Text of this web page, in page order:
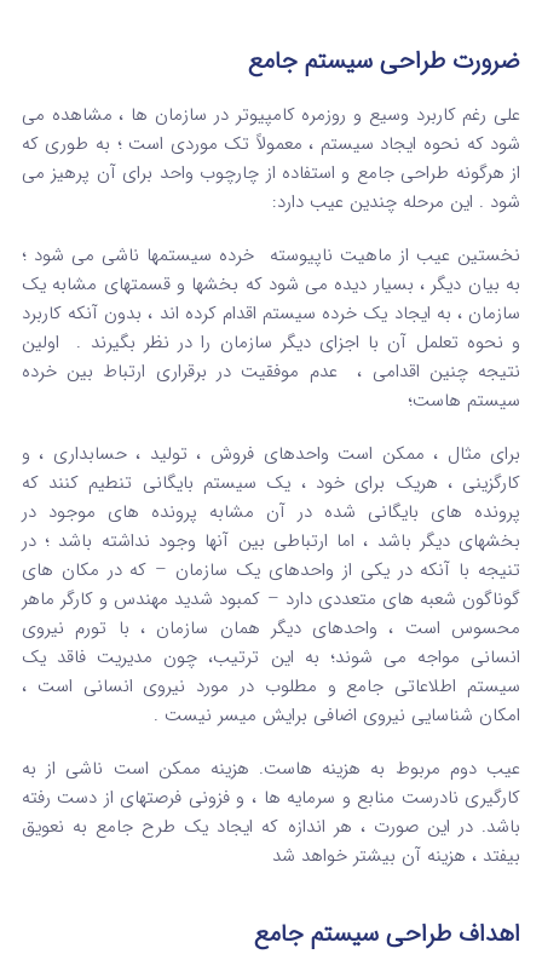
ضرورت طراحی سیستم جامع
علی رغم کاربرد وسیع و روزمره کامپیوتر در سازمان ها ، مشاهده می
شود که نحوه ایجاد سیستم ، معمولاً تک موردی است ؛ به طوری که
از هرگونه طراحی جامع و استفاده از چارچوب واحد برای آن پرهیز می
شود . این مرحله چندین عیب دارد:
نخستین عیب از ماهیت ناپیوسته خرده سیستمها ناشی می شود ؛
به بیان دیگر ، بسیار دیده می شود که بخشها و قسمتهای مشابه یک
سازمان ، به ایجاد یک خرده سیستم اقدام کرده اند ، بدون آنکه کاربرد
و نحوه تعلمل آن با اجزای دیگر سازمان را در نظر بگیرند . اولین
نتیجه چنین اقدامی ، عدم موفقیت در برقراری ارتباط بین خرده
سیستم هاست؛
برای مثال ، ممکن است واحدهای فروش ، تولید ، حسابداری ، و
کارگزینی ، هریک برای خود ، یک سیستم بایگانی تنطیم کنند که
پرونده های بایگانی شده در آن مشابه پرونده های موجود در
بخشهای دیگر باشد ، اما ارتباطی بین آنها وجود نداشته باشد ؛ در
تنیجه با آنکه در یکی از واحدهای یک سازمان – که در مکان های
گوناگون شعبه های متعددی دارد – کمبود شدید مهندس و کارگر ماهر
محسوس است ، واحدهای دیگر همان سازمان ، با تورم نیروی
انسانی مواجه می شوند؛ به این ترتیب، چون مدیریت فاقد یک
سیستم اطلاعاتی جامع و مطلوب در مورد نیروی انسانی است ،
امکان شناسایی نیروی اضافی برایش میسر نیست .
عیب دوم مربوط به هزینه هاست. هزینه ممکن است ناشی از به
کارگیری نادرست منابع و سرمایه ها ، و فزونی فرصتهای از دست رفته
باشد. در این صورت ، هر اندازه که ایجاد یک طرح جامع به نعویق
بیفتد ، هزینه آن بیشتر خواهد شد
اهداف طراحی سیستم جامع